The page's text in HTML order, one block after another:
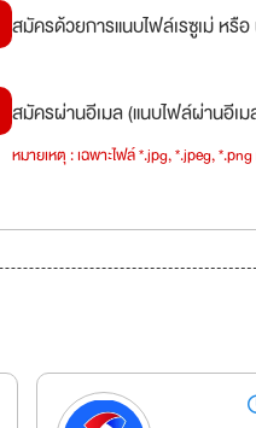
สมัครด้วยการแนบไฟล์เรซูเม่ หรื
สมัครผ่านอีเมล (แนบไฟล์ผ่านอีเม
หมายเหตุ : เฉพาะไฟล์ *.jpg, *.jpeg,